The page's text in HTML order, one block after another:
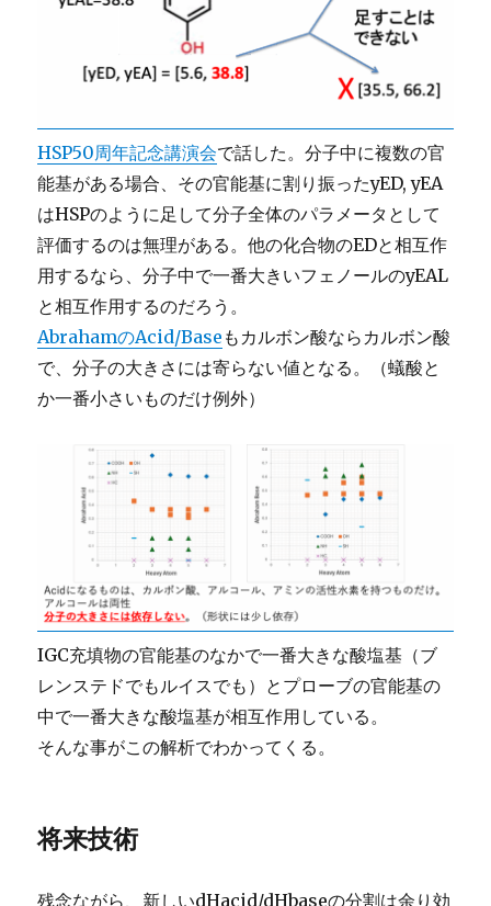
HSP50周年記念講演会で話した。分子中に複数の官
能基がある場合、その官能基に割り振ったyED, yEA
はHSPのように足して分子全体のパラメータとして
評価するのは無理がある。他の化合物のEDと相互作
用するなら、分子中で一番大きいフェノールのyEAL
と相互作用するのだろう。
AbrahamのAcid/Base もカルボン酸ならカルボン酸
で、分子の大きさには寄らない値となる。（蟻酸と
か一番小さいものだけ例外）
IGC充填物の官能基のなかで一番大きな酸塩基（ブ
レンステドでもルイスでも）とプローブの官能基の
中で一番大きな酸塩基が相互作用している。
そんな事がこの解析でわかってくる。
将来技術
残念ながら、新しいdHacid/dHbaseの分割は余り効